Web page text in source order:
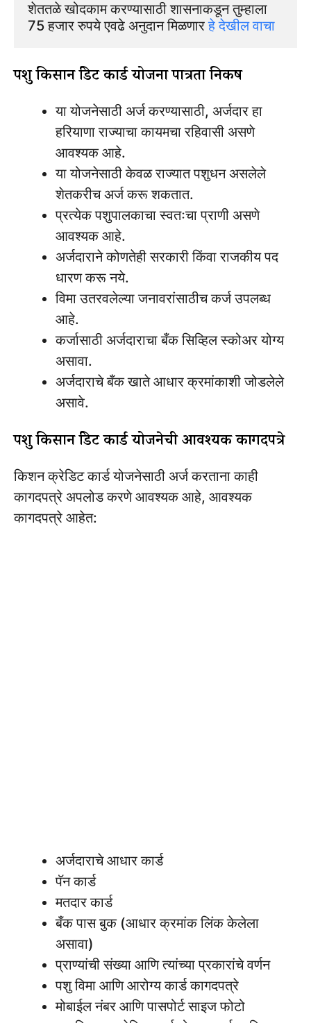
शेततळे खोदकाम करण्यासाठी शासनाकडून तुम्हाला
75 हजार रुपये एवढे अनुदान मिळणार हे देखील वाचा
पशु किसान क्रेडिट कार्ड योजना पात्रता निकष
या योजनेसाठी अर्ज करण्यासाठी, अर्जदार हा
हरियाणा राज्याचा कायमचा रहिवासी असणे
आवश्यक आहे.
या योजनेसाठी केवळ राज्यात पशुधन असलेले
शेतकरीच अर्ज करू शकतात.
प्रत्येक पशुपालकाचा स्वतःचा प्राणी असणे
आवश्यक आहे.
अर्जदाराने कोणतेही सरकारी किंवा राजकीय पद
धारण करू नये.
विमा उतरवलेल्या जनावरांसाठीच कर्ज उपलब्ध
आहे.
कर्जासाठी अर्जदाराचा बँक सिव्हिल स्कोअर योग्य
असावा.
अर्जदाराचे बँक खाते आधार क्रमांकाशी जोडलेले
असावे.
पशु किसान क्रेडिट कार्ड योजनेची आवश्यक कागदपत्रे
किशन क्रेडिट कार्ड योजनेसाठी अर्ज करताना काही
कागदपत्रे अपलोड करणे आवश्यक आहे, आवश्यक
कागदपत्रे आहेत:
अर्जदाराचे आधार कार्ड
पॅन कार्ड
मतदार कार्ड
बँक पास बुक (आधार क्रमांक लिंक केलेला
असावा)
प्राण्यांची संख्या आणि त्यांच्या प्रकारांचे वर्णन
पशु विमा आणि आरोग्य कार्ड कागदपत्रे
मोबाईल नंबर आणि पासपोर्ट साइज फोटो